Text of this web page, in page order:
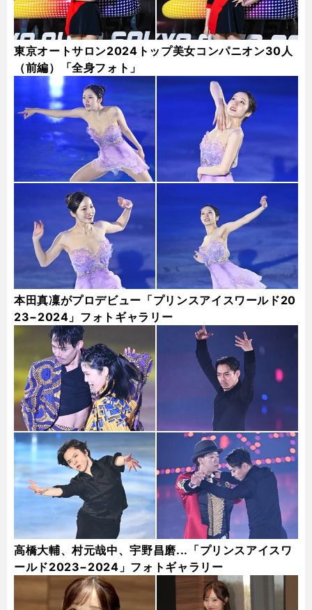
東京オートサロン2024トップ美女コンパニオン30人
（前編）「全身フォト」
本田真凜がプロデビュー「プリンスアイスワールド20
23−2024」フォトギャラリー
高橋大輔、村元哉中、宇野昌磨...「プリンスアイスワ
ールド2023−2024」フォトギャラリー